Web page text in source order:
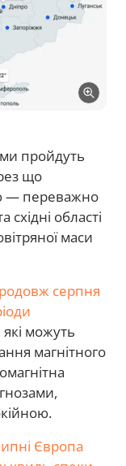
пройдуть
що
— переважно
східні області
маси
серпня
які можуть
магнітного
Європа